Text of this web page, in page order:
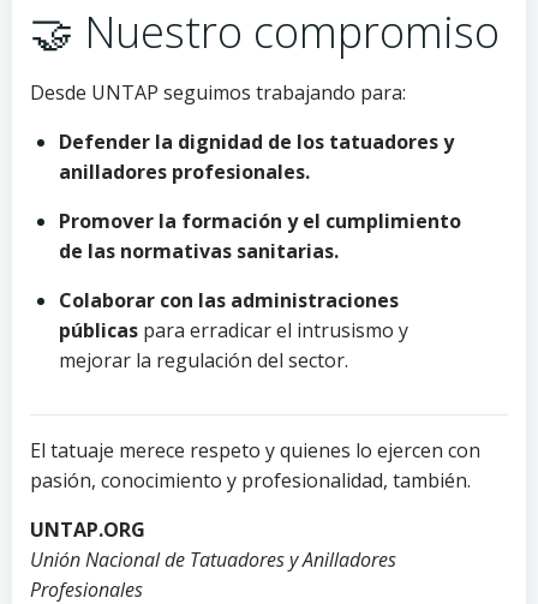
🤝 Nuestro compromiso
Desde UNTAP seguimos trabajando para:
Defender la dignidad de los tatuadores y
anilladores profesionales.
Promover la formación y el cumplimiento
de las normativas sanitarias.
Colaborar con las administraciones
públicas para erradicar el intrusismo y
mejorar la regulación del sector.
El tatuaje merece respeto y quienes lo ejercen con
pasión, conocimiento y profesionalidad, también.
UNTAP.ORG
Unión Nacional de Tatuadores y Anilladores
Profesionales